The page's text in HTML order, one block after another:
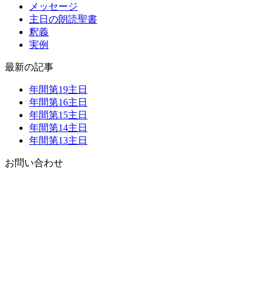
メッセージ
主日の朗読聖書
釈義
実例
最新の記事
年間第19主日
年間第16主日
年間第15主日
年間第14主日
年間第13主日
お問い合わせ